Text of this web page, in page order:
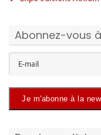
Abonnez-vous